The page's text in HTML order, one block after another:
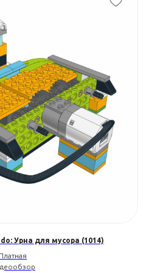
Урна для мусора (1014)
Платная